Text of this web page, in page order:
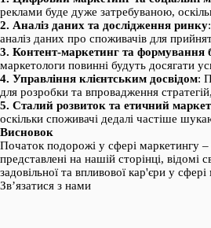
реклами буде дуже затребуваною,
2. Аналіз даних та дослідження ринку
аналіз даних про споживачів для
3. Контент-маркетинг та формування
маркетологи повинні будуть досягати
4. Управління клієнтським досвідом:
для розробки та впровадження
5. Сталий розвиток та етичний
оскільки споживачі дедалі частіше
Висновок
Початок подорожі у сфері маркетингу
представлені на нашій сторінці,
задовільної та впливової кар'єри у
Зв’язатися з нами